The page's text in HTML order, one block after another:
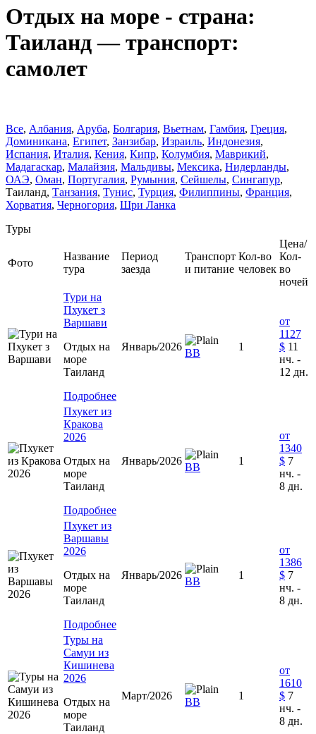
Отдых на море - страна:
Таиланд — транспорт:
самолет
Все, Албания, Аруба, Болгария, Вьетнам, Гамбия, Греция,
Доминиканa, Египет, Занзибар, Израиль, Индонезия,
Испания, Италия, Кения, Кипр, Колумбия, Маврикий,
Мадагаскар, Малайзия, Мальдивы, Мексика, Нидерланды,
ОАЭ, Оман, Португалия, Румыния, Сейшелы, Сингапур,
Таиланд, Танзания, Тунис, Турция, Филиппины, Франция,
Хорватия, Черногория, Шри Ланка
Туры
Фото
Название
тура
Период
заезда
Транспорт
и питание
Кол-во
человек
Цена/
Кол-
во
ночей
Тури на
Пхукет з
Варшави
Отдых на
море
Таиланд
Подробнее
Январь/2026
BB
1
от
1127
$ 11
нч. -
12 дн.
Пхукет из
Кракова
2026
Отдых на
море
Таиланд
Подробнее
Январь/2026
ВВ
1
от
1340
$ 7
нч. -
8 дн.
Пхукет из
Варшавы
2026
Отдых на
море
Таиланд
Подробнее
Январь/2026
BB
1
от
1386
$ 7
нч. -
8 дн.
Туры на
Самуи из
Кишинева
2026
Отдых на
море
Таиланд
Март/2026
ВВ
1
от
1610
$ 7
нч. -
8 дн.